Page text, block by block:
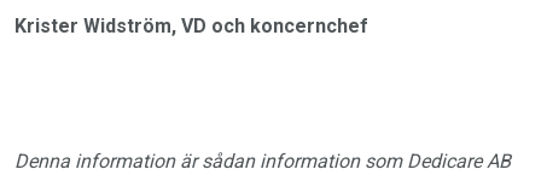
Krister Widström, VD och koncernchef
Denna information är sådan information som Dedicare AB